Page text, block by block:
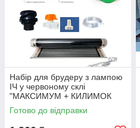
Набір для брудеру з лампою
ІЧ у червоному склі
"МАКСИМУМ + КИЛИМОК
для обігріву" - №11
Готово до відправки